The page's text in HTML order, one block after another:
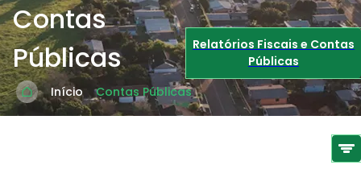
Contas
Públicas
Início Contas Públicas
Relatórios Fiscais e Contas
Públicas